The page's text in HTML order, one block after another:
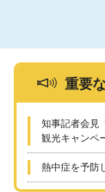
重要
知事記者会見
観光キャンペ
熱中症を予防